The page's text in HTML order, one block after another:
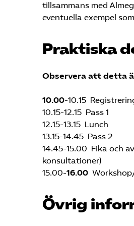
tillsammans med
eventuella exempel
Praktiska
Observera att detta
10.00-10.15
10.15-12.15 Pass 1
12.15-13.15 Lunch
13.15-14.45 Pass 2
14.45-15.00 Fika och
konsultationer)
15.00-16.00
Övrig